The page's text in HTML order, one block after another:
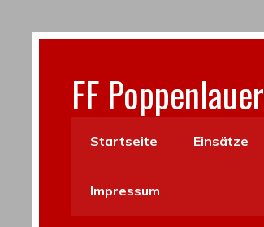
FF Poppenlauer
Startseite Einsätze
Impressum